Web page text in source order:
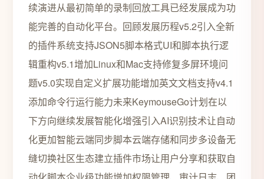
续演进从最初简单的录制回放工具已经发展成为功
能完善的自动化平台。回顾发展历程v5.2引入全新
的插件系统支持JSON5脚本格式UI和脚本执行逻
辑重构v5.1增加Linux和Mac支持修复多屏环境问
题v5.0实现自定义扩展功能增加英文文档支持v4.1
添加命令行运行能力未来KeymouseGo计划在以
下方向继续发展智能化增强引入AI识别技术让自动
化更加智能云端同步脚本云端存储和同步多设备无
缝切换社区生态建立插件市场让用户分享和获取自